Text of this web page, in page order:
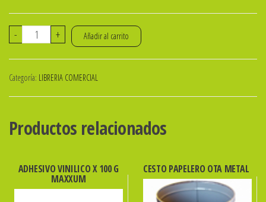
-
INDICE
2
DISEÑO
+ Añadir al carrito
Categoría: LIBRERIA COMERCIAL
Productos relacionados
ADHESIVO VINILICO X 100 G
MAXXUM
CESTO PAPELERO OTA METAL